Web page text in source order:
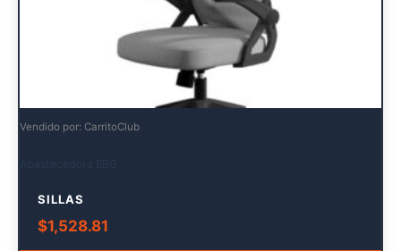
Vendido por: CarritoClub
SILLAS
$1,528.81